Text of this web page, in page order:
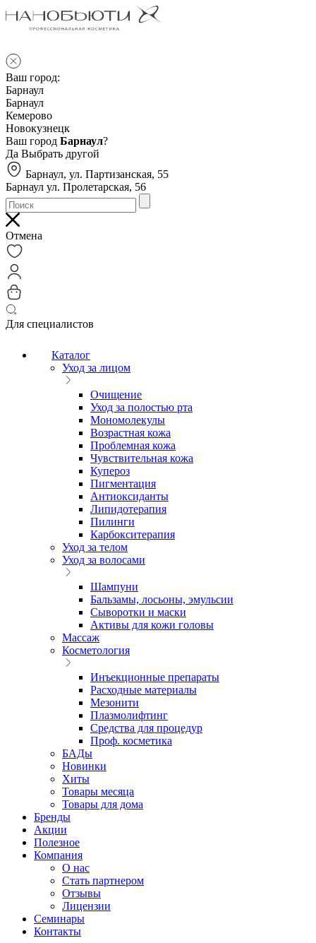
Ваш город:
Барнаул
Барнаул
Кемерово
Новокузнецк
Ваш город Барнаул?
Да Выбрать другой
Барнаул, ул. Партизанская, 55
Барнаул ул. Пролетарская, 56
Отмена
Для специалистов
Каталог
Уход за лицом
Очищение
Уход за полостью рта
Мономолекулы
Возрастная кожа
Проблемная кожа
Чувствительная кожа
Купероз
Пигментация
Антиоксиданты
Липидотерапия
Пилинги
Карбокситерапия
Уход за телом
Уход за волосами
Шампуни
Бальзамы, лосьоны, эмульсии
Сыворотки и маски
Активы для кожи головы
Массаж
Косметология
Инъекционные препараты
Расходные материалы
Мезонити
Плазмолифтинг
Средства для процедур
Проф. косметика
БАДы
Новинки
Хиты
Товары месяца
Товары для дома
Бренды
Акции
Полезное
Компания
О нас
Стать партнером
Отзывы
Лицензии
Семинары
Контакты